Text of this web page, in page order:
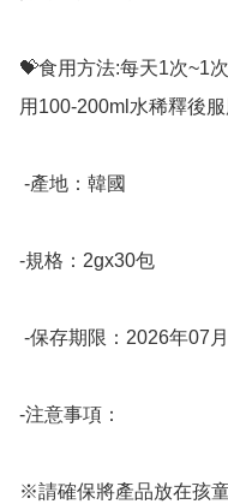
💝食用方法:每天1次~1
用100-200ml水稀釋後服
-規格：2gx30包
-注意事項：
※請確保將產品放在孩